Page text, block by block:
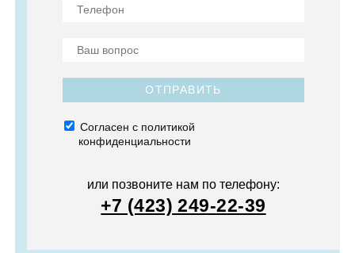
ОТПРАВИТЬ
Согласен с политикой
конфиденциальности
или позвоните нам по телефону:
+7 (423) 249-22-39